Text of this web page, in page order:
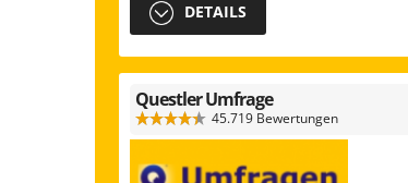
DETAILS
Questler Umfrage
45.719 Bewertungen